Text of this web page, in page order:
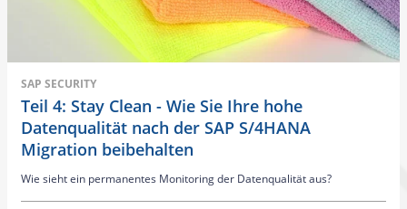
SAP SECURITY
Teil 4: Stay Clean - Wie Sie Ihre hohe
Datenqualität nach der SAP S/4HANA
Migration beibehalten
Wie sieht ein permanentes Monitoring der Datenqualität aus?